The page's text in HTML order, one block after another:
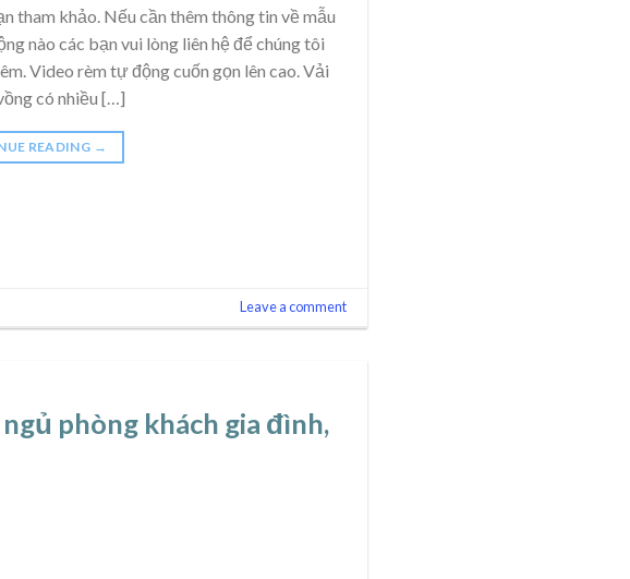
tham khảo. Nếu cần thêm thông tin về mẫu
nào các bạn vui lòng liên hệ để chúng tôi
Video rèm tự động cuốn gọn lên cao. Vải
có nhiều […]
READING →
Leave a comment
phòng khách gia đình,